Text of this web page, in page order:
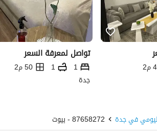
تواصل لمعرفة السعر
1
1
50 م2
جدة
في جدة 87658272 - بيوت